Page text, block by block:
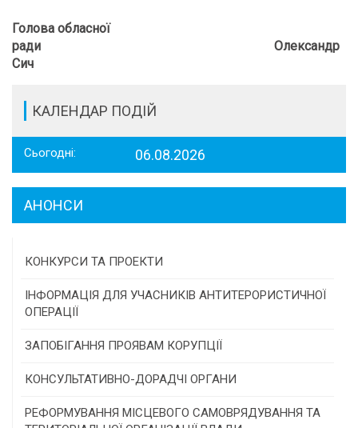
Голова обласної
ради Олександр
Сич
КАЛЕНДАР ПОДІЙ
Сьогодні: 06.08.2026
АНОНСИ
КОНКУРСИ ТА ПРОЕКТИ
Конкурс проектів та програм місцевого
самоврядування
Конкурс інститутів громадянського суспільства
Програми/конкурси МТД
ІНФОРМАЦІЯ ДЛЯ УЧАСНИКІВ АНТИТЕРОРИСТИЧНОЇ
ОПЕРАЦІЇ
ЗАПОБІГАННЯ ПРОЯВАМ КОРУПЦІЇ
КОНСУЛЬТАТИВНО-ДОРАДЧІ ОРГАНИ
Консультативна рада
РЕФОРМУВАННЯ МІСЦЕВОГО САМОВРЯДУВАННЯ ТА